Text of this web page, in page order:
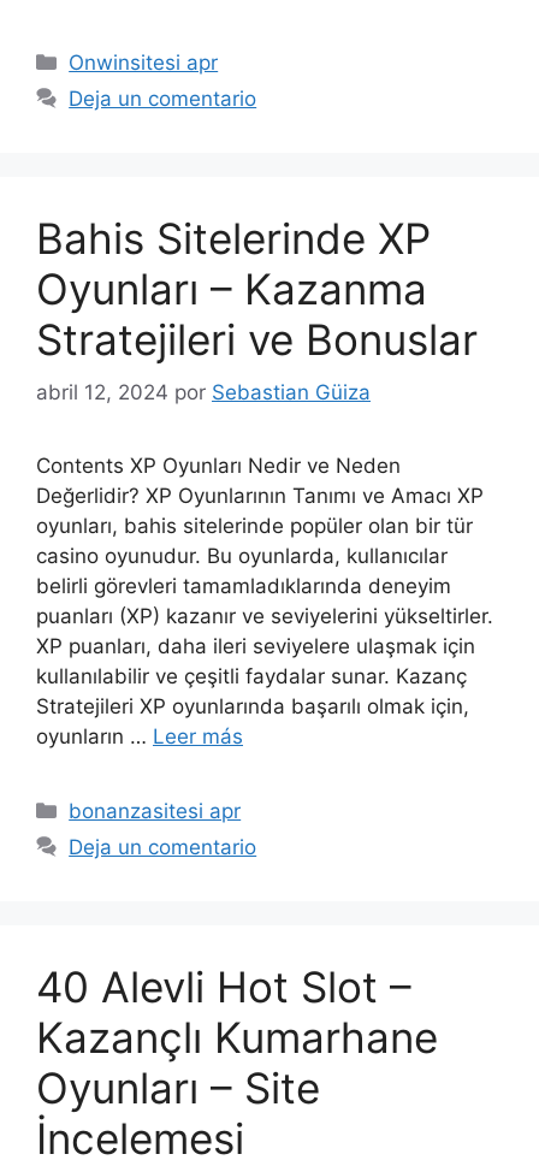
Onwinsitesi apr
Deja un comentario
Bahis Sitelerinde XP
Oyunları – Kazanma
Stratejileri ve Bonuslar
abril 12, 2024 por Sebastian Güiza
Contents XP Oyunları Nedir ve Neden
Değerlidir? XP Oyunlarının Tanımı ve Amacı XP
oyunları, bahis sitelerinde popüler olan bir tür
casino oyunudur. Bu oyunlarda, kullanıcılar
belirli görevleri tamamladıklarında deneyim
puanları (XP) kazanır ve seviyelerini yükseltirler.
XP puanları, daha ileri seviyelere ulaşmak için
kullanılabilir ve çeşitli faydalar sunar. Kazanç
Stratejileri XP oyunlarında başarılı olmak için,
oyunların … Leer más
bonanzasitesi apr
Deja un comentario
40 Alevli Hot Slot –
Kazançlı Kumarhane
Oyunları – Site
İncelemesi